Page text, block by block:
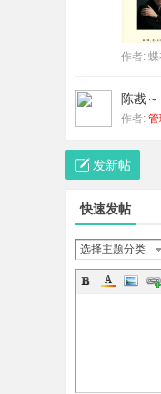
作者:
陈戡
作者: 管
发新帖
快速发帖
选择主题分类